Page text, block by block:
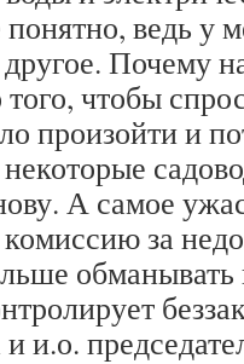
ведь у
Почему
чтобы
произойти и
А самое
за
и и.о.